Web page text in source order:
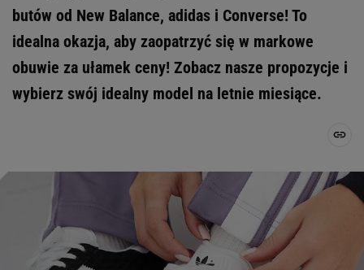
butów od New Balance, adidas i Converse! To
idealna okazja, aby zaopatrzyć się w markowe
obuwie za ułamek ceny! Zobacz nasze propozycje i
wybierz swój idealny model na letnie miesiące.